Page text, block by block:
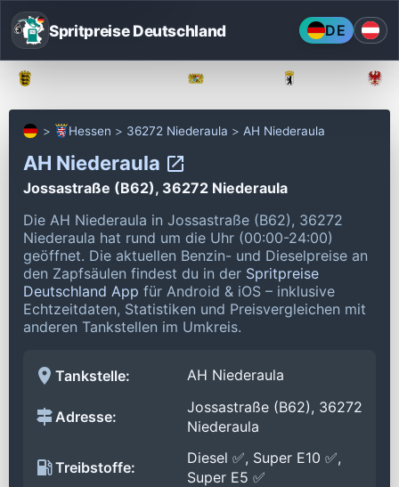
Spritpreise Deutschland DE
Hessen 36272 Niederaula AH Niederaula
AH Niederaula
Jossastraße (B62), 36272 Niederaula
Die AH Niederaula in Jossastraße (B62), 36272
Niederaula hat rund um die Uhr (00:00-24:00)
geöffnet. Die aktuellen Benzin- und Dieselpreise an
den Zapfsäulen findest du in der Spritpreise
Deutschland App für Android & iOS – inklusive
Echtzeitdaten, Statistiken und Preisvergleichen mit
anderen Tankstellen im Umkreis.
Tankstelle: AH Niederaula
Adresse:
Jossastraße (B62), 36272
Niederaula
Treibstoffe:
Diesel ✅, Super E10 ✅,
Super E5 ✅